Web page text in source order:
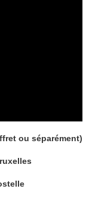
ou séparément)